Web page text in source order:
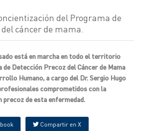
del Programa de
del cáncer de mama.
está en marcha en todo el territorio
Detección Precoz del Cáncer de Mama
Humano, a cargo del Dr. Sergio Hugo
comprometidos con la
precoz de esta enfermedad.
Compartir en X